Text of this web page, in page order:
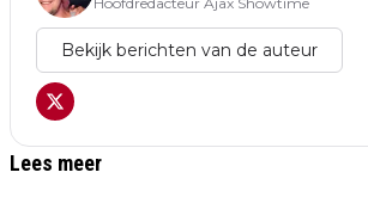
Bekijk berichten van de auteur
Lees meer